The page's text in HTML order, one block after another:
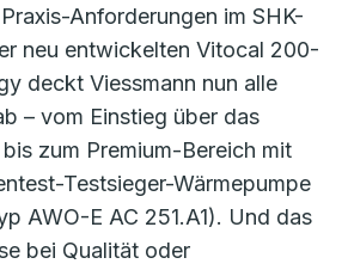
Anforderungen im SHK-
neu entwickelten Vitocal 200-
deckt Viessmann nun alle
– vom Einstieg über das
zum Premium-Bereich mit
Testsieger-Wärmepumpe
AWO-E AC 251.A1). Und das
bei Qualität oder